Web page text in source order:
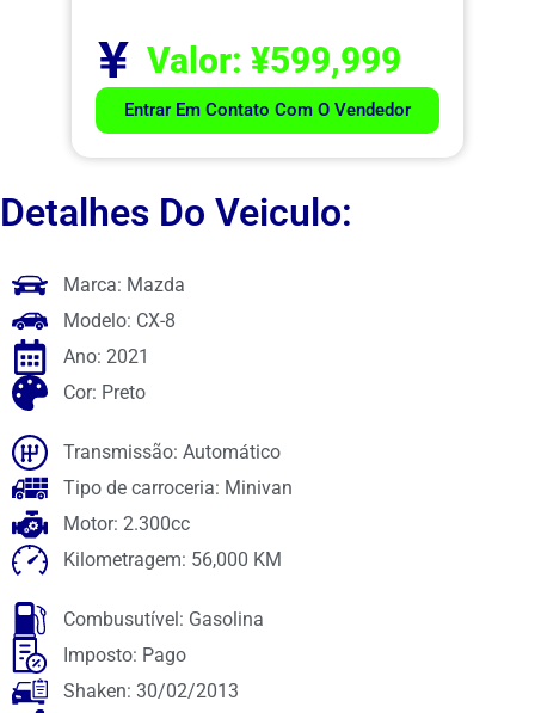
Valor: ¥599,999
Entrar Em Contato Com O Vendedor
Detalhes Do Veiculo:
Marca: Mazda
Modelo: CX-8
Ano: 2021
Cor: Preto
Transmissão: Automático
Tipo de carroceria: Minivan
Motor: 2.300cc
Kilometragem: 56,000 KM
Combusutível: Gasolina
Imposto: Pago
Shaken: 30/02/2013